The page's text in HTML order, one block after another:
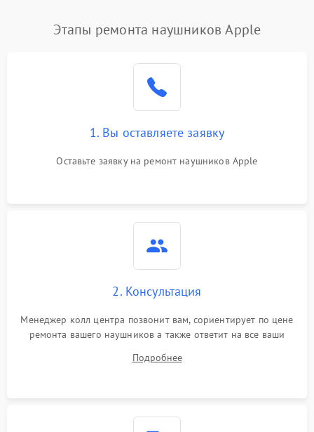
Этапы ремонта наушников Apple
1. Вы оставляете заявку
Оставьте заявку на ремонт наушников Apple
2. Консультация
Менеджер колл центра позвонит вам, сориентирует по цене
ремонта вашего наушников а также ответит на все ваши
Подробнее